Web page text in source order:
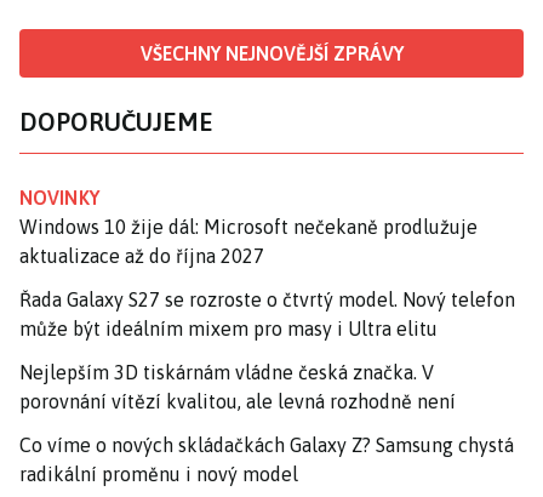
VŠECHNY NEJNOVĚJŠÍ ZPRÁVY
DOPORUČUJEME
NOVINKY
Windows 10 žije dál: Microsoft nečekaně prodlužuje
aktualizace až do října 2027
Řada Galaxy S27 se rozroste o čtvrtý model. Nový telefon
může být ideálním mixem pro masy i Ultra elitu
Nejlepším 3D tiskárnám vládne česká značka. V
porovnání vítězí kvalitou, ale levná rozhodně není
Co víme o nových skládačkách Galaxy Z? Samsung chystá
radikální proměnu i nový model